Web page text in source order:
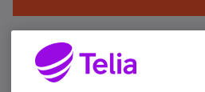
Älä jää paitsi – osallistu